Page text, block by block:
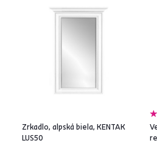
Zrkadlo, alpská biela, KENTAK
LUS50